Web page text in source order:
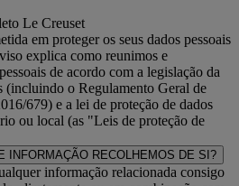
Le Creuset
em proteger os seus dados pessoais
explica como reunimos e
de acordo com a legislação da
(incluindo o Regulamento Geral de
679) e a lei de proteção de dados
ou local (as "Leis de proteção de
INFORMAÇÃO RECOLHEMOS DE SI?
informação relacionada consigo